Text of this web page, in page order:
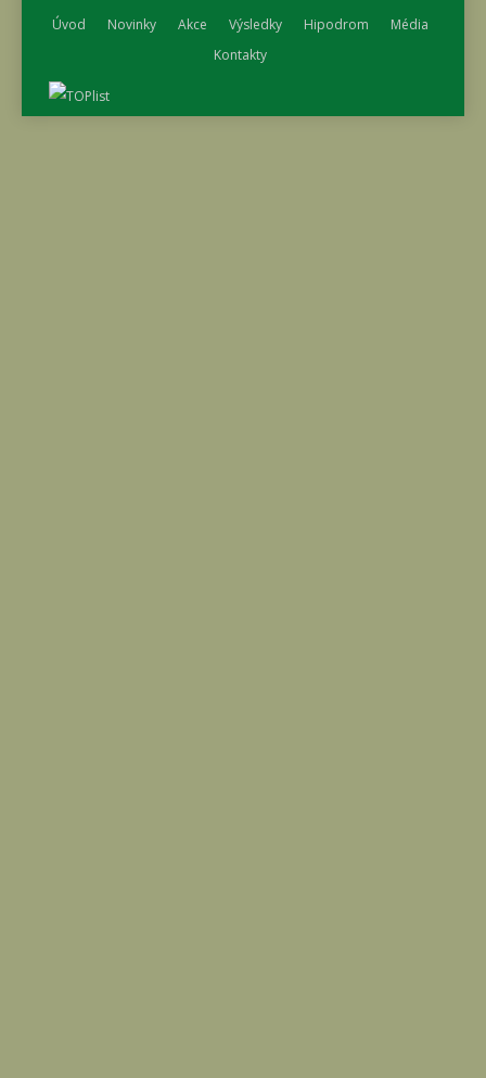
Úvod
Novinky Akce Výsledky Hipodrom
Média
Kontakty